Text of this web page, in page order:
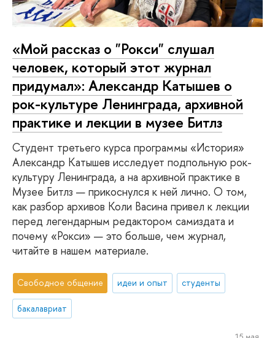
«Мой рассказ о "Рокси" слушал
человек, который этот журнал
придумал»: Александр Катышев о
рок-культуре Ленинграда, архивной
практике и лекции в музее Битлз
Студент третьего курса программы «История»
Александр Катышев исследует подпольную рок-
культуру Ленинграда, а на архивной практике в
Музее Битлз — прикоснулся к ней лично. О том,
как разбор архивов Коли Васина привел к лекции
перед легендарным редактором самиздата и
почему «Рокси» — это больше, чем журнал,
читайте в нашем материале.
Свободное общение идеи и опыт студенты
бакалавриат